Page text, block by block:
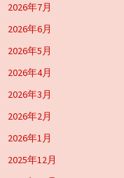
2026年7月
2026年6月
2026年5月
2026年4月
2026年3月
2026年2月
2026年1月
2025年12月